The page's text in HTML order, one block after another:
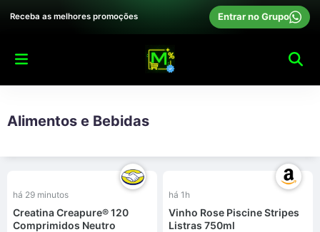
Receba as melhores promoções Entrar no Grupo
Alimentos e Bebidas
há 29 minutos
Creatina Creapure® 120
Comprimidos Neutro
-45 há 1h
Vinho Rose Piscine Stripes
Listras 750ml